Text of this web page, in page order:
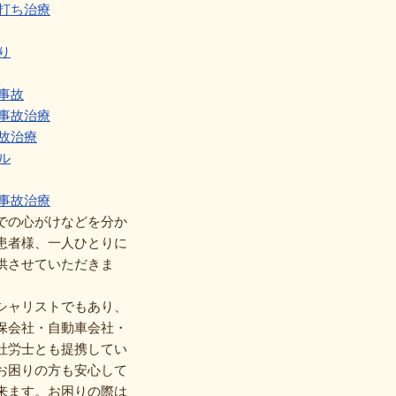
ち治療
故
故治療
治療
故治療
の心がけなどを分か
者様、一人ひとりに
させていただきま
リストでもあり、
社・自動車会社・
労士とも提携してい
困りの方も安心して
ます。お困りの際は